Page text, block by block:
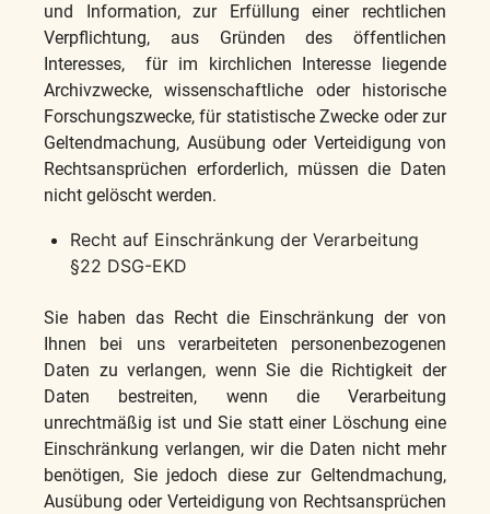
und Information, zur Erfüllung einer rechtlichen
Verpflichtung, aus Gründen des öffentlichen
Interesses, für im kirchlichen Interesse liegende
Archivzwecke, wissenschaftliche oder historische
Forschungszwecke, für statistische Zwecke oder zur
Geltendmachung, Ausübung oder Verteidigung von
Rechtsansprüchen erforderlich, müssen die Daten
nicht gelöscht werden.
Recht auf Einschränkung der Verarbeitung
§22 DSG-EKD
Sie haben das Recht die Einschränkung der von
Ihnen bei uns verarbeiteten personenbezogenen
Daten zu verlangen, wenn Sie die Richtigkeit der
Daten bestreiten, wenn die Verarbeitung
unrechtmäßig ist und Sie statt einer Löschung eine
Einschränkung verlangen, wir die Daten nicht mehr
benötigen, Sie jedoch diese zur Geltendmachung,
Ausübung oder Verteidigung von Rechtsansprüchen